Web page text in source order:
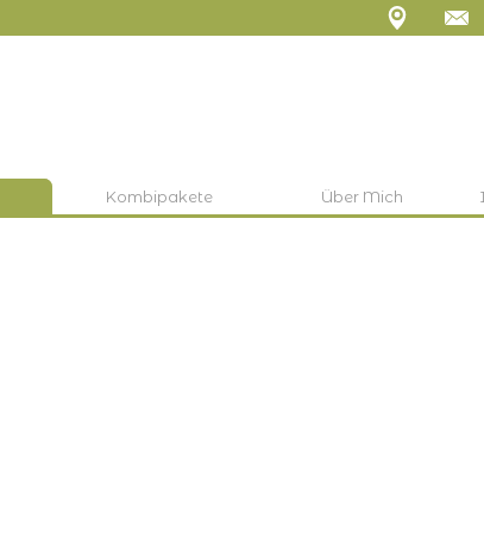
Kombipakete Über Mich